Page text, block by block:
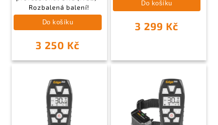
Rozbalená balení!
3 250 Kč
Do košíku 3 299 Kč
Do košíku